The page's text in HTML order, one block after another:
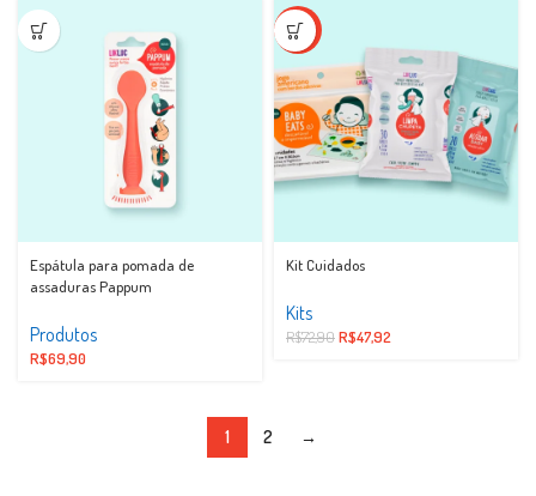
Espátula para pomada de
assaduras Pappum
Produtos
R$69,90
-34%
Kit Cuidados
Kits
R$72,90R$47,92
1 2 →